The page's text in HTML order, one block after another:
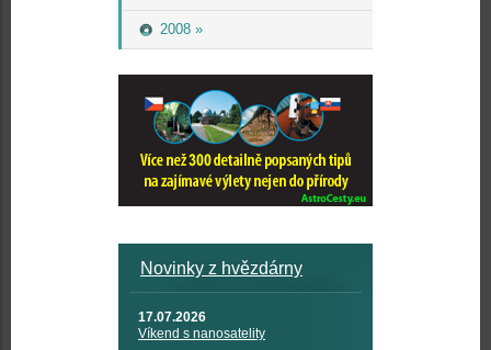
2008 »
Novinky z hvězdárny
17.07.2026
Víkend s nanosatelity